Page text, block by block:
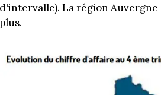
d'intervalle). La région
plus.